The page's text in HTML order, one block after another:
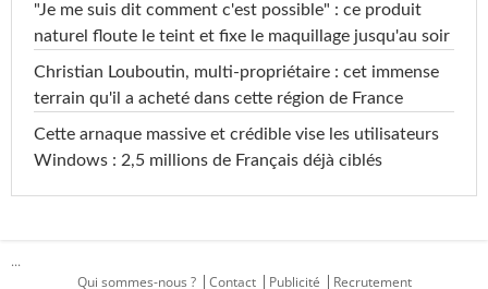
"Je me suis dit comment c'est possible" : ce produit
naturel floute le teint et fixe le maquillage jusqu'au soir
Christian Louboutin, multi-propriétaire : cet immense
terrain qu'il a acheté dans cette région de France
Cette arnaque massive et crédible vise les utilisateurs
Windows : 2,5 millions de Français déjà ciblés
...
Qui sommes-nous ?
Contact Publicité Recrutement